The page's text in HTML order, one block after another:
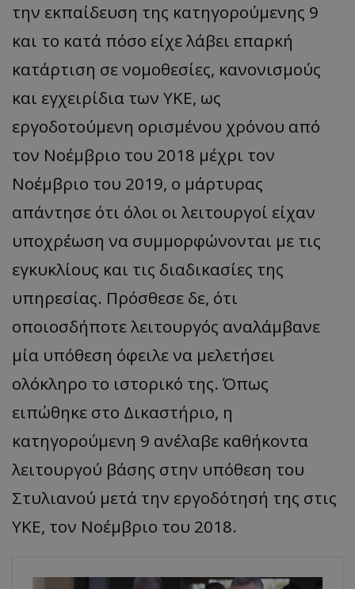
την εκπαίδευση της κατηγορούμενης 9
και το κατά πόσο είχε λάβει επαρκή
κατάρτιση σε νομοθεσίες, κανονισμούς
και εγχειρίδια των ΥΚΕ, ως
εργοδοτούμενη ορισμένου χρόνου από
τον Νοέμβριο του 2018 μέχρι τον
Νοέμβριο του 2019, ο μάρτυρας
απάντησε ότι όλοι οι λειτουργοί είχαν
υποχρέωση να συμμορφώνονται με τις
εγκυκλίους και τις διαδικασίες της
υπηρεσίας. Πρόσθεσε δε, ότι
οποιοσδήποτε λειτουργός αναλάμβανε
μία υπόθεση όφειλε να μελετήσει
ολόκληρο το ιστορικό της. Όπως
ειπώθηκε στο Δικαστήριο, η
κατηγορούμενη 9 ανέλαβε καθήκοντα
λειτουργού βάσης στην υπόθεση του
Στυλιανού μετά την εργοδότησή της στις
ΥΚΕ, τον Νοέμβριο του 2018.